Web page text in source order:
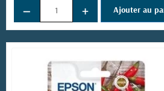
− + Ajouter au